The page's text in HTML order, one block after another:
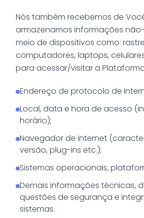
Nós também recebemos de
armazenamos informações
meio de dispositivos como:
computadores, laptops,
para acessar/visitar a
Endereço de protocolo de
Local, data e hora de acesso
horário);
Navegador de internet
versão, plug-ins etc.);
Sistemas operacionais,
Demais informações técnicas,
questões de segurança e
sistemas.